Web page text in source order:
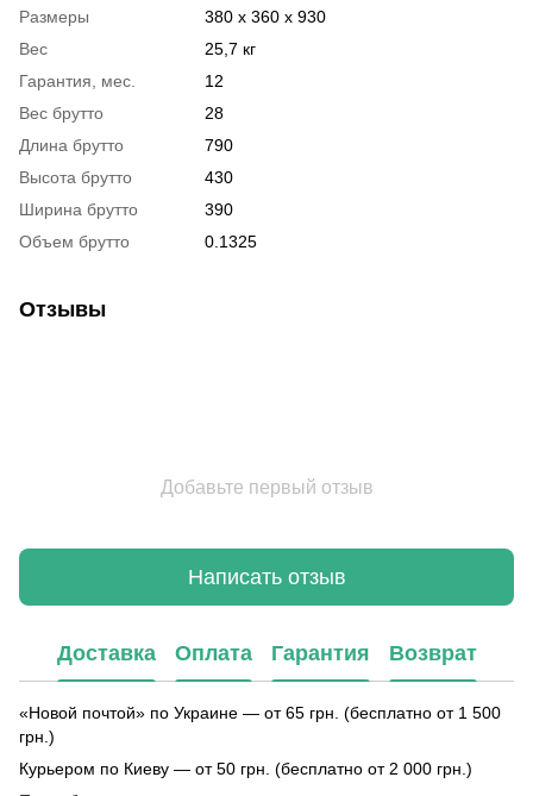
Размеры
380 x 360 x 930
Вес
25,7 кг
Гарантия, мес.
12
Вес брутто
28
Длина брутто
790
Высота брутто
430
Ширина брутто
390
Объем брутто
0.1325
Отзывы
Добавьте первый отзыв
Написать отзыв
Доставка Оплата Гарантия Возврат
«Новой почтой» по Украине — от 65 грн. (бесплатно от 1 500
грн.)
Курьером по Киеву — от 50 грн. (бесплатно от 2 000 грн.)